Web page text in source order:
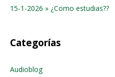
15-1-2026 » ¿Como estudias??
Categorías
Audioblog